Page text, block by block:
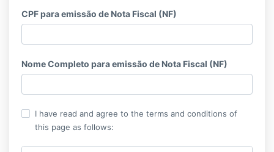
CPF para emissão de Nota Fiscal (NF)
Nome Completo para emissão de Nota Fiscal (NF)
I have read and agree to the terms and conditions of
this page as follows: